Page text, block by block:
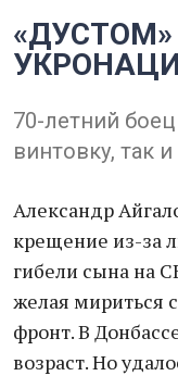
70-летний
винтовку, так
Александр
крещение из-за
гибели сына на
желая мириться
фронт. В
возраст. Но